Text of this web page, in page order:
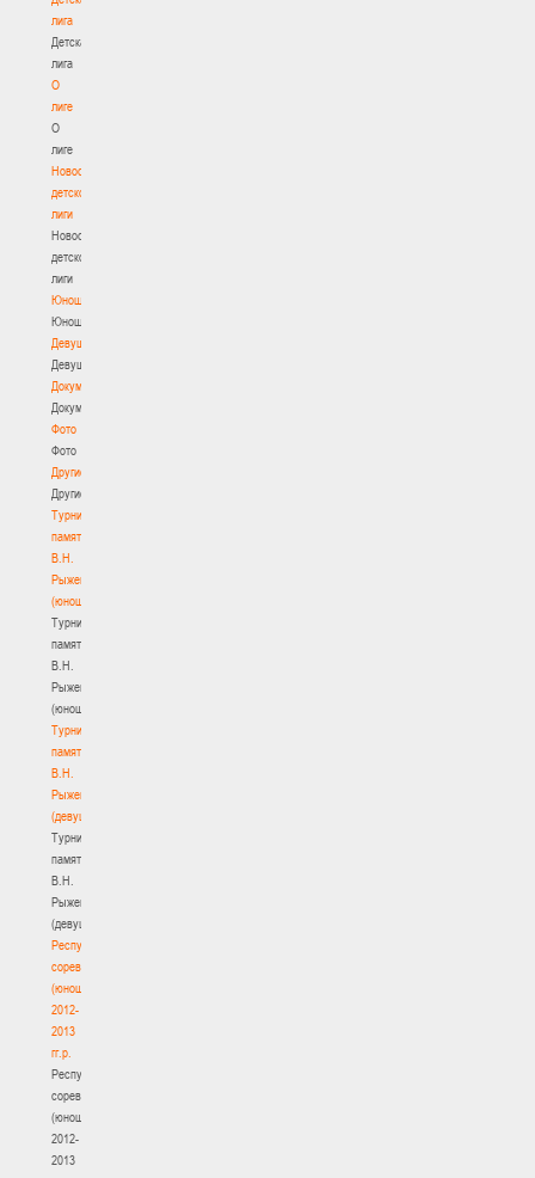
лига
Детская
лига
О
лиге
О
лиге
Новости
детской
лиги
Новости
детской
лиги
Юноши
Юноши
Девушки
Девушки
Документы
Документы
Фото
Фото
Другие
Другие
Турнир
памяти
В.Н.
Рыженкова
(юноши)
Турнир
памяти
В.Н.
Рыженкова
(юноши)
Турнир
памяти
В.Н.
Рыженкова
(девушки)
Турнир
памяти
В.Н.
Рыженкова
(девушки)
Республиканские
соревнования
(юноши)
2012-
2013
гг.р.
Республиканские
соревнования
(юноши)
2012-
2013